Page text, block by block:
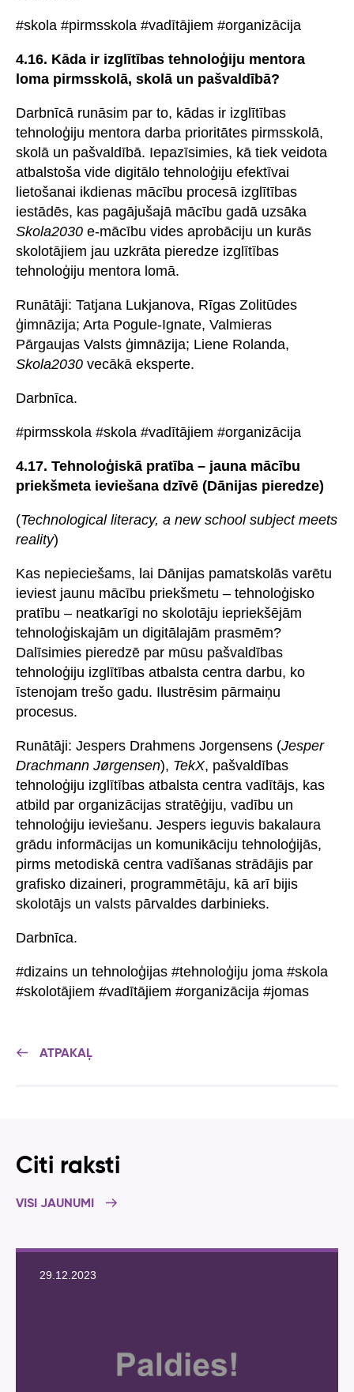
#skola #pirmsskola #vadītājiem #organizācija
4.16. Kāda ir izglītības tehnoloģiju mentora
loma pirmsskolā, skolā un pašvaldībā?
Darbnīcā runāsim par to, kādas ir izglītības
tehnoloģiju mentora darba prioritātes pirmsskolā,
skolā un pašvaldībā. Iepazīsimies, kā tiek veidota
atbalstoša vide digitālo tehnoloģiju efektīvai
lietošanai ikdienas mācību procesā izglītības
iestādēs, kas pagājušajā mācību gadā uzsāka
Skola2030 e-mācību vides aprobāciju un kurās
skolotājiem jau uzkrāta pieredze izglītības
tehnoloģiju mentora lomā.
Runātāji: Tatjana Lukjanova, Rīgas Zolitūdes
ģimnāzija; Arta Pogule-Ignate, Valmieras
Pārgaujas Valsts ģimnāzija; Liene Rolanda,
Skola2030 vecākā eksperte.
Darbnīca.
#pirmsskola #skola #vadītājiem #organizācija
4.17. Tehnoloģiskā pratība – jauna mācību
priekšmeta ieviešana dzīvē (Dānijas pieredze)
(Technological literacy, a new school subject meets
reality)
Kas nepieciešams, lai Dānijas pamatskolās varētu
ieviest jaunu mācību priekšmetu – tehnoloģisko
pratību – neatkarīgi no skolotāju iepriekšējām
tehnoloģiskajām un digitālajām prasmēm?
Dalīsimies pieredzē par mūsu pašvaldības
tehnoloģiju izglītības atbalsta centra darbu, ko
īstenojam trešo gadu. Ilustrēsim pārmaiņu
procesus.
Runātāji: Jespers Drahmens Jorgensens (Jesper
Drachmann Jørgensen), TekX, pašvaldības
tehnoloģiju izglītības atbalsta centra vadītājs, kas
atbild par organizācijas stratēģiju, vadību un
tehnoloģiju ieviešanu. Jespers ieguvis bakalaura
grādu informācijas un komunikāciju tehnoloģijās,
pirms metodiskā centra vadīšanas strādājis par
grafisko dizaineri, programmētāju, kā arī bijis
skolotājs un valsts pārvaldes darbinieks.
Darbnīca.
#dizains un tehnoloģijas #tehnoloģiju joma #skola
#skolotājiem #vadītājiem #organizācija #jomas
ATPAKAĻ
Citi raksti
VISI JAUNUMI
29.12.2023